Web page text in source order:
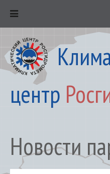
центр
Новости